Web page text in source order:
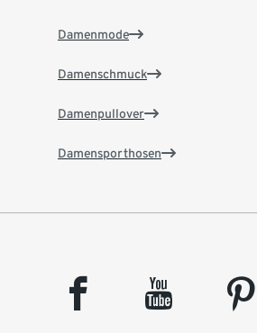
Damenmode
Damenschmuck
Damenpullover
Damensporthosen
facebook youtube pinterest